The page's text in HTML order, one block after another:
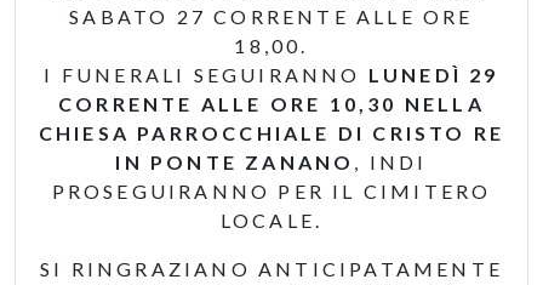
SABATO 27 CORRENTE ALLE ORE
18,00.
I FUNERALI SEGUIRANNO LUNEDÌ 29
CORRENTE ALLE ORE 10,30 NELLA
CHIESA PARROCCHIALE DI CRISTO RE
IN PONTE ZANANO , INDI
PROSEGUIRANNO PER IL CIMITERO
LOCALE.
SI RINGRAZIANO ANTICIPATAMENTE